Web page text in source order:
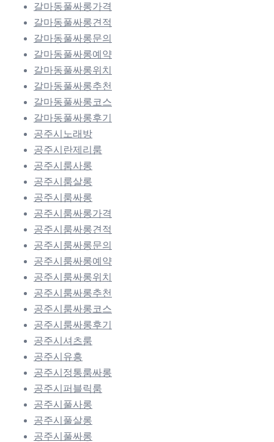
갈마동풀싸롱가격
갈마동풀싸롱견적
갈마동풀싸롱문의
갈마동풀싸롱예약
갈마동풀싸롱위치
갈마동풀싸롱추천
갈마동풀싸롱코스
갈마동풀싸롱후기
공주시노래방
공주시란제리룸
공주시룸사롱
공주시룸살롱
공주시룸싸롱
공주시룸싸롱가격
공주시룸싸롱견적
공주시룸싸롱문의
공주시룸싸롱예약
공주시룸싸롱위치
공주시룸싸롱추천
공주시룸싸롱코스
공주시룸싸롱후기
공주시셔츠룸
공주시유흥
공주시정통룸싸롱
공주시퍼블릭룸
공주시풀사롱
공주시풀살롱
공주시풀싸롱